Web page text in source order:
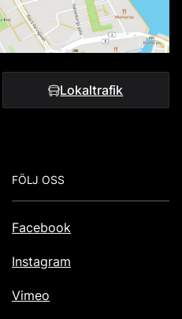
Lokaltrafik
FÖLJ OSS
Facebook
Instagram
Vimeo